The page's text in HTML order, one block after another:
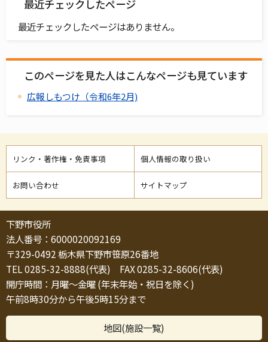
最近チェックしたページ
最近チェックしたページはありません。
このページを見た人はこんなページも見ています
広報しもつけ（令和6年2月)
リンク・著作権・免責事項 個人情報の取り扱い
お問い合わせ サイトマップ
下野市役所
法人番号：6000020092169
〒329-0492 栃木県下野市笹原26番地
TEL 0285-32-8888(代表) FAX 0285-32-8606(代表)
開庁時間：月曜～金曜 (年末年始・祝日を除く)
午前8時30分から午後5時15分まで
地図(施設一覧)